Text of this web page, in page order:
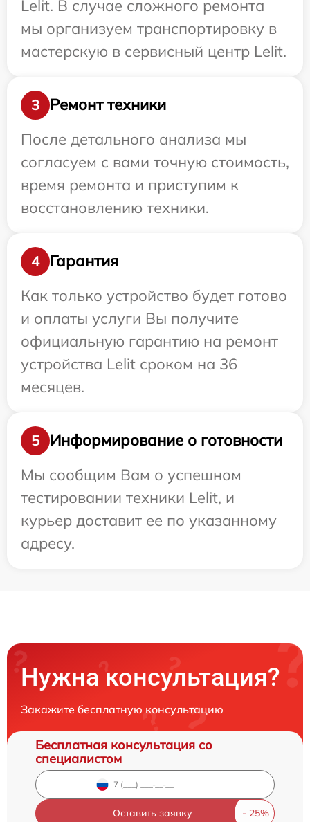
Lelit. В случае сложного ремонта
мы организуем транспортировку в
мастерскую в сервисный центр Lelit.
3
Ремонт техники
После детального анализа мы
согласуем с вами точную стоимость,
время ремонта и приступим к
восстановлению техники.
4
Гарантия
Как только устройство будет готово
и оплаты услуги Вы получите
официальную гарантию на ремонт
устройства Lelit сроком на 36
месяцев.
5
Информирование о готовности
Мы сообщим Вам о успешном
тестировании техники Lelit, и
курьер доставит ее по указанному
адресу.
Нужна консультация?
Закажите бесплатную консультацию
Бесплатная консультация со
специалистом
Оставить заявку